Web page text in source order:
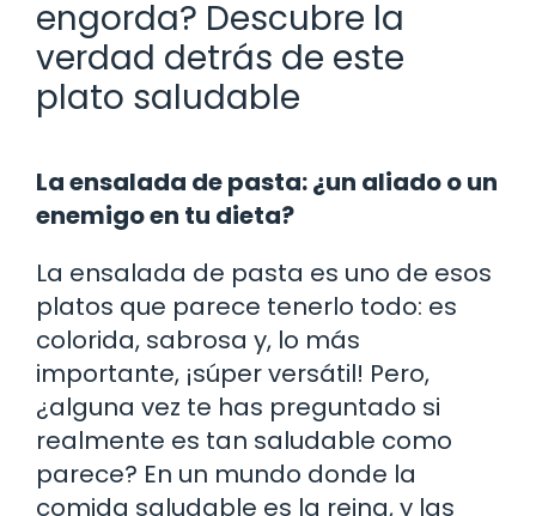
engorda? Descubre la
verdad detrás de este
plato saludable
La ensalada de pasta: ¿un aliado o un
enemigo en tu dieta?
La ensalada de pasta es uno de esos
platos que parece tenerlo todo: es
colorida, sabrosa y, lo más
importante, ¡súper versátil! Pero,
¿alguna vez te has preguntado si
realmente es tan saludable como
parece? En un mundo donde la
comida saludable es la reina, y las